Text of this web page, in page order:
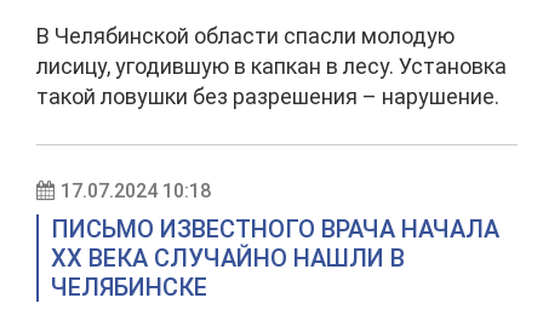
В Челябинской области спасли молодую
лисицу, угодившую в капкан в лесу. Установка
такой ловушки без разрешения – нарушение.
17.07.2024 10:18
ПИСЬМО ИЗВЕСТНОГО ВРАЧА НАЧАЛА
XX ВЕКА СЛУЧАЙНО НАШЛИ В
ЧЕЛЯБИНСКЕ